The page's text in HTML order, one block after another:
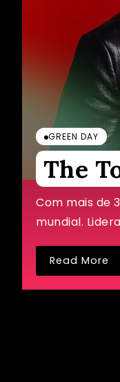
GREEN DAY
The
Com mais de
mundial.
Read More